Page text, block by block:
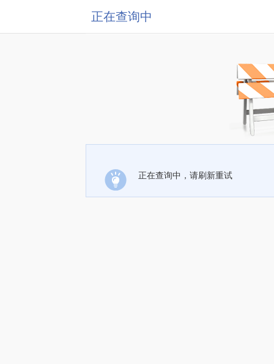
正在查询中
正在查询中，请刷新重试